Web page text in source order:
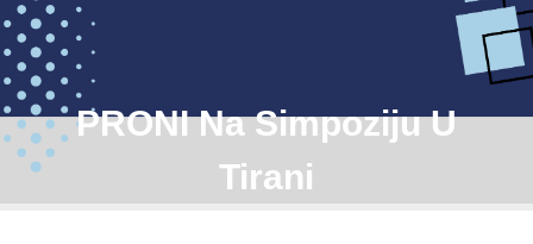
PRONI Na Simpoziju U
Tirani